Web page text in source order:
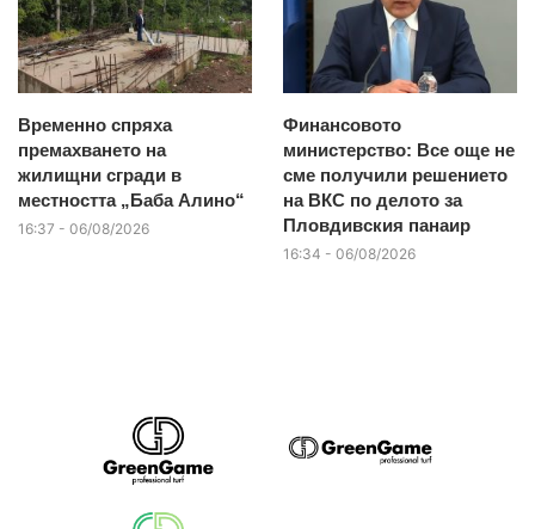
Временно спряха
премахването на
жилищни сгради в
местността „Баба Алино“
16:37 - 06/08/2026
Финансовото
министерство: Все още не
сме получили решението
на ВКС по делото за
Пловдивския панаир
16:34 - 06/08/2026